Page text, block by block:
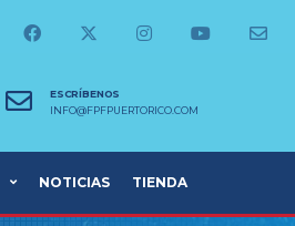
ESCRÍBENOS
INFO@FPFPUERTORICO.COM
NOTICIAS TIENDA